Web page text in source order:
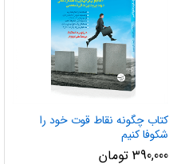
کتاب چگونه نقاط قوت خود را
شکوفا کنیم
390,000 تومان